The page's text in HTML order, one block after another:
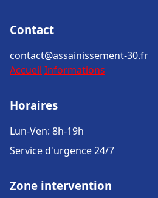
Contact
contact@assainissement-30.fr
Accueil Informations
Horaires
Lun-Ven: 8h-19h
Service d'urgence 24/7
Zone intervention